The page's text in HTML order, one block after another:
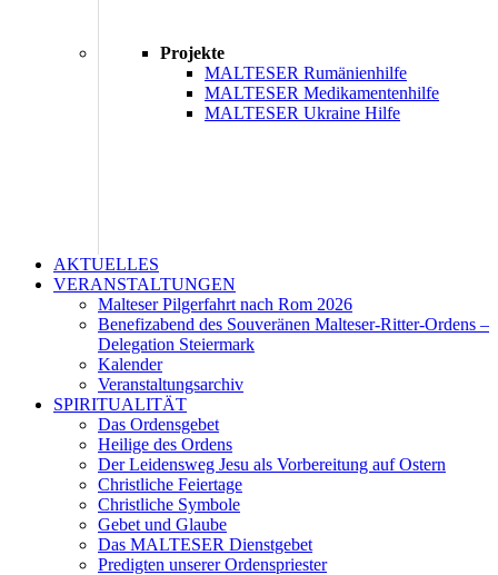
Projekte
MALTESER Rumänienhilfe
MALTESER Medikamentenhilfe
MALTESER Ukraine Hilfe
AKTUELLES
VERANSTALTUNGEN
Malteser Pilgerfahrt nach Rom 2026
Benefizabend des Souveränen Malteser-Ritter-Ordens –
Delegation Steiermark
Kalender
Veranstaltungsarchiv
SPIRITUALITÄT
Das Ordensgebet
Heilige des Ordens
Der Leidensweg Jesu als Vorbereitung auf Ostern
Christliche Feiertage
Christliche Symbole
Gebet und Glaube
Das MALTESER Dienstgebet
Predigten unserer Ordenspriester